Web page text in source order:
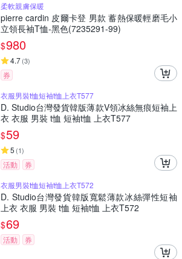
柔軟親膚保暖
pierre cardin 皮爾卡登 男款 蓄熱保暖輕磨毛小
立領長袖T恤-黑色(7235291-99)
$980
4.7(3)
券
衣服男裝t恤短袖t恤上衣T577
D. Studio台灣發貨韓版薄款V領冰絲無痕短袖上
衣 衣服 男裝 t恤 短袖t恤 上衣T577
$59
5 (1)
活動
券
衣服男裝t恤短袖t恤上衣T572
D. Studio台灣發貨韓版寬鬆薄款冰絲彈性短袖
上衣 衣服 男裝 t恤 短袖t恤 上衣T572
$69
活動 券